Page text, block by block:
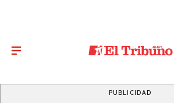
PUBLICIDAD